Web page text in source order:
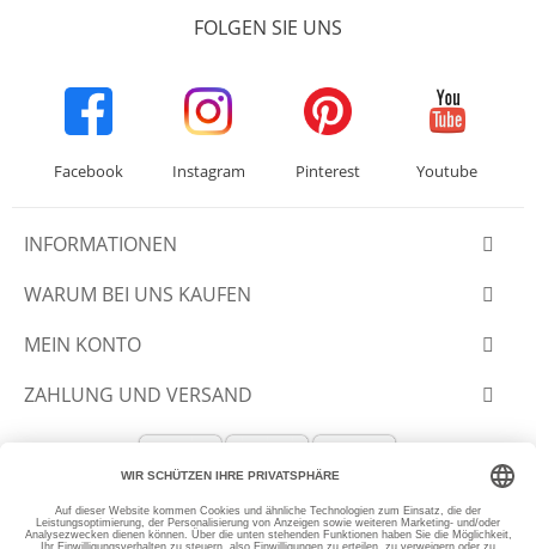
FOLGEN SIE UNS
Facebook Instagram Pinterest Youtube
INFORMATIONEN
WARUM BEI UNS KAUFEN
MEIN KONTO
ZAHLUNG UND VERSAND